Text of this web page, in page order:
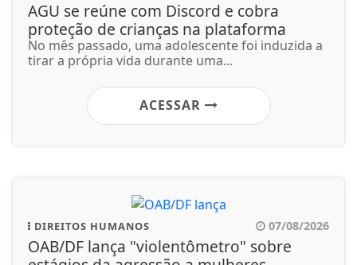
AGU se reúne com Discord e cobra
proteção de crianças na plataforma
No mês passado, uma adolescente foi induzida a
tirar a própria vida durante uma...
ACESSAR
DIREITOS HUMANOS 07/08/2026
OAB/DF lança "violentômetro" sobre